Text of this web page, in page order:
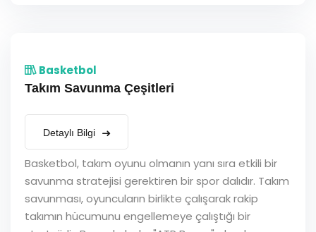
Basketbol
Takım Savunma Çeşitleri
Detaylı Bilgi
Basketbol, takım oyunu olmanın yanı sıra etkili bir
savunma stratejisi gerektiren bir spor dalıdır. Takım
savunması, oyuncuların birlikte çalışarak rakip
takımın hücumunu engellemeye çalıştığı bir